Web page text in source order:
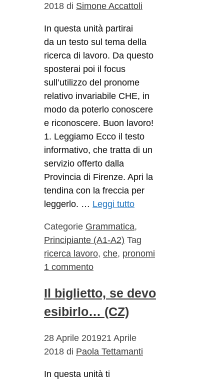
2018 di Simone Accattoli
In questa unità partirai
da un testo sul tema della
ricerca di lavoro. Da questo
sposterai poi il focus
sull’utilizzo del pronome
relativo invariabile CHE, in
modo da poterlo conoscere
e riconoscere. Buon lavoro!
1. Leggiamo Ecco il testo
informativo, che tratta di un
servizio offerto dalla
Provincia di Firenze. Apri la
tendina con la freccia per
leggerlo. … Leggi tutto
Categorie Grammatica,
Principiante (A1-A2) Tag
ricerca lavoro, che, pronomi
1 commento
Il biglietto, se devo
esibirlo… (CZ)
28 Aprile 201921 Aprile
2018 di Paola Tettamanti
In questa unità ti